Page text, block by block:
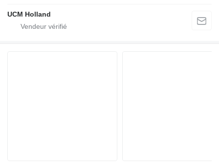
UCM Holland